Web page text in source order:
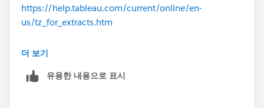
https://help.tableau.com/current/online/en-
us/tz_for_extracts.htm
Please let me know if this works for you.
D. Santosh
더 보기
유용한 내용으로 표시